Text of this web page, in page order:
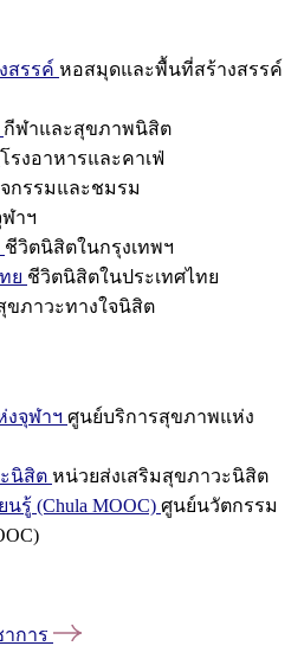
สรรค์ หอสมุดและพื้นที่สร้างสรรค์
กีฬาและสุขภาพนิสิต
โรงอาหารและคาเฟ่
กรรมและชมรม
าฯ
ชีวิตนิสิตในกรุงเทพฯ
ย ชีวิตนิสิตในประเทศไทย
ขภาวะทางใจนิสิต
จุฬาฯ ศูนย์บริการสุขภาพแห่ง
นิสิต หน่วยส่งเสริมสุขภาวะนิสิต
รู้ (Chula MOOC) ศูนย์นวัตกรรม
การ